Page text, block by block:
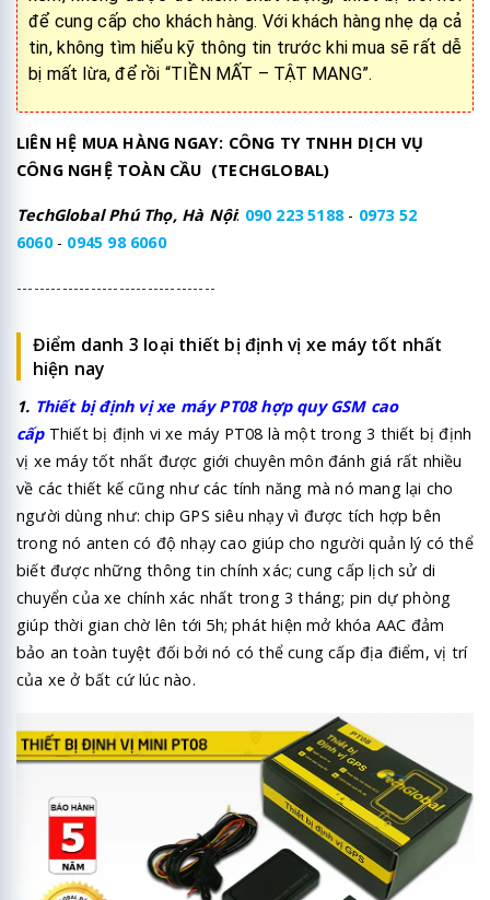
để cung cấp cho khách hàng. Với khách hàng nhẹ dạ cả
tin, không tìm hiểu kỹ thông tin trước khi mua sẽ rất dễ
bị mất lừa, để rồi “TIỀN MẤT – TẬT MANG”.
LIÊN HỆ MUA HÀNG NGAY: CÔNG TY TNHH DỊCH VỤ
CÔNG NGHỆ TOÀN CẦU (TECHGLOBAL)
TechGlobal Phú Thọ, Hà Nội: 090 223 5188- 0973 52
6060- 0945 98 6060
-----------------------------------
Điểm danh 3 loại thiết bị định vị xe máy tốt nhất
hiện nay
1. Thiết bịđịnh vị xe máy PT08hợp quy GSM cao
cấp Thiết bị định vi xe máy PT08 là một trong 3 thiết bị định
vị xe máy tốt nhất được giới chuyên môn đánh giá rất nhiều
về các thiết kế cũng như các tính năng mà nó mang lại cho
người dùng như: chip GPS siêu nhạy vì được tích hợp bên
trong nó anten có độ nhạy cao giúp cho người quản lý có thể
biết được những thông tin chính xác; cung cấp lịch sử di
chuyển của xe chính xác nhất trong 3 tháng; pin dự phòng
giúp thời gian chờ lên tới 5h; phát hiện mở khóa AAC đảm
bảo an toàn tuyệt đối bởi nó có thể cung cấp địa điểm, vị trí
của xe ở bất cứ lúc nào.